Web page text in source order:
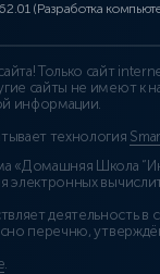
(Разработка
Только сайт
сайты не имеют к
информации.
технология
«Домашняя Школа
электронных
деятельность в
перечню,
.